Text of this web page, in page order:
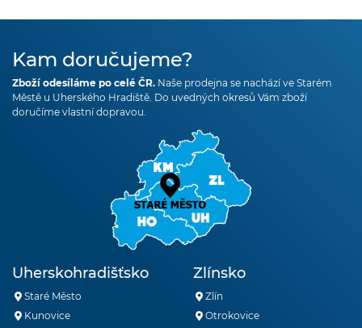
Kam doručujeme?
Zboží odesíláme po celé ČR. Naše prodejna se nachází ve Starém
Městě u Uherského Hradiště. Do uvedných okresů Vám zboží
doručíme vlastní dopravou.
Uherskohradišťsko
Staré Město
Kunovice
Zlínsko
Zlín
Otrokovice